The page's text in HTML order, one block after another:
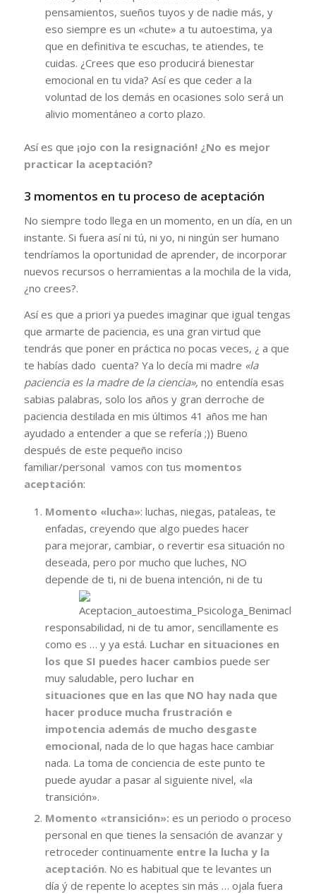
pensamientos, sueños tuyos y de nadie más, y
eso siempre es un «chute» a tu autoestima, ya
que en definitiva te escuchas, te atiendes, te
cuidas. ¿Crees que eso producirá bienestar
emocional en tu vida? Así es que ceder a la
voluntad de los demás en ocasiones solo será un
alivio momentáneo a corto plazo.
Así es que ¡ojo con la resignación! ¿No es mejor
practicar la aceptación?
3 momentos en tu proceso de aceptación
No siempre todo llega en un momento, en un día, en un
instante. Si fuera así ni tú, ni yo, ni ningún ser humano
tendríamos la oportunidad de aprender, de incorporar
nuevos recursos o herramientas a la mochila de la vida,
¿no crees?.
Así es que a priori ya puedes imaginar que igual tengas
que armarte de paciencia, es una gran virtud que
tendrás que poner en práctica no pocas veces, ¿ a que
te habías dado cuenta? Ya lo decía mi madre «la
paciencia es la madre de la ciencia», no entendía esas
sabias palabras, solo los años y gran derroche de
paciencia destilada en mis últimos 41 años me han
ayudado a entender a que se refería ;)) Bueno
después de este pequeño inciso
familiar/personal vamos con tus momentos
aceptación:
Momento «lucha»: luchas, niegas, pataleas, te
enfadas, creyendo que algo puedes hacer
para mejorar, cambiar, o revertir esa situación no
deseada, pero por mucho que luches, NO
depende de ti, ni de buena intención, ni de tu
responsabilidad, ni de tu amor, sencillamente es
como es … y ya está. Luchar en situaciones en
los que SI puedes hacer cambios puede ser
muy saludable, pero luchar en
situaciones que en las que NO hay nada que
hacer produce mucha frustración e
impotencia además de mucho desgaste
emocional, nada de lo que hagas hace cambiar
nada. La toma de conciencia de este punto te
puede ayudar a pasar al siguiente nivel, «la
transición».
Momento «transición»: es un periodo o proceso
personal en que tienes la sensación de avanzar y
retroceder continuamente entre la lucha y la
aceptación. No es habitual que te levantes un
día ý de repente lo aceptes sin más … ojala fuera